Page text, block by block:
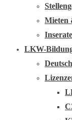
Mieten
LKW-